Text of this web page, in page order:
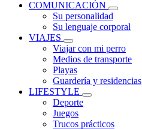
COMUNICACIÓN
Su personalidad
Su lenguaje corporal
VIAJES
Viajar con mi perro
Medios de transporte
Playas
Guardería y residencias
LIFESTYLE
Deporte
Juegos
Trucos prácticos